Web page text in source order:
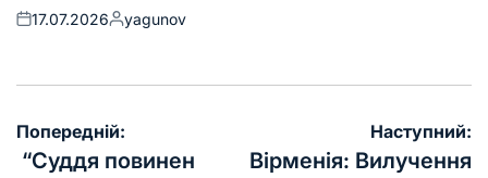
17.07.2026 yagunov
Попередній:
“Суддя повинен
Наступний:
Вірменія: Вилучення